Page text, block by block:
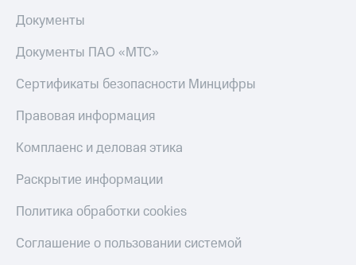
Документы
Документы ПАО «МТС»
Сертификаты безопасности Минцифры
Правовая информация
Комплаенс и деловая этика
Раскрытие информации
Политика обработки cookies
Соглашение о пользовании системой